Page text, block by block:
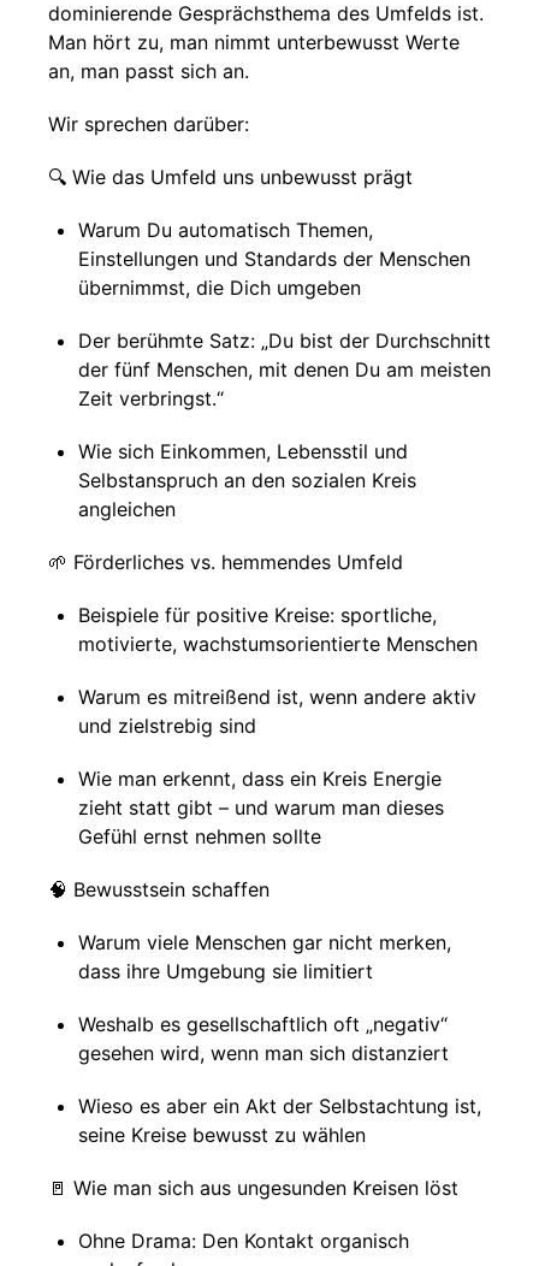
dominierende Gesprächsthema des Umfelds ist.
Man hört zu, man nimmt unterbewusst Werte
an, man passt sich an.
Wir sprechen darüber:
🔍 Wie das Umfeld uns unbewusst prägt
Warum Du automatisch Themen,
Einstellungen und Standards der Menschen
übernimmst, die Dich umgeben
Der berühmte Satz: „Du bist der Durchschnitt
der fünf Menschen, mit denen Du am meisten
Zeit verbringst.“
Wie sich Einkommen, Lebensstil und
Selbstanspruch an den sozialen Kreis
angleichen
🌱 Förderliches vs. hemmendes Umfeld
Beispiele für positive Kreise: sportliche,
motivierte, wachstumsorientierte Menschen
Warum es mitreißend ist, wenn andere aktiv
und zielstrebig sind
Wie man erkennt, dass ein Kreis Energie
zieht statt gibt – und warum man dieses
Gefühl ernst nehmen sollte
🧠 Bewusstsein schaffen
Warum viele Menschen gar nicht merken,
dass ihre Umgebung sie limitiert
Weshalb es gesellschaftlich oft „negativ“
gesehen wird, wenn man sich distanziert
Wieso es aber ein Akt der Selbstachtung ist,
seine Kreise bewusst zu wählen
🚪 Wie man sich aus ungesunden Kreisen löst
Ohne Drama: Den Kontakt organisch